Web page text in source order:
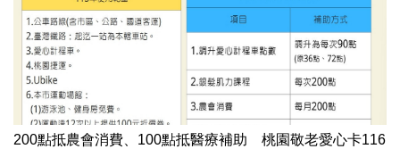
200點抵農會消費、100點抵醫療補助 桃園敬老愛心卡116